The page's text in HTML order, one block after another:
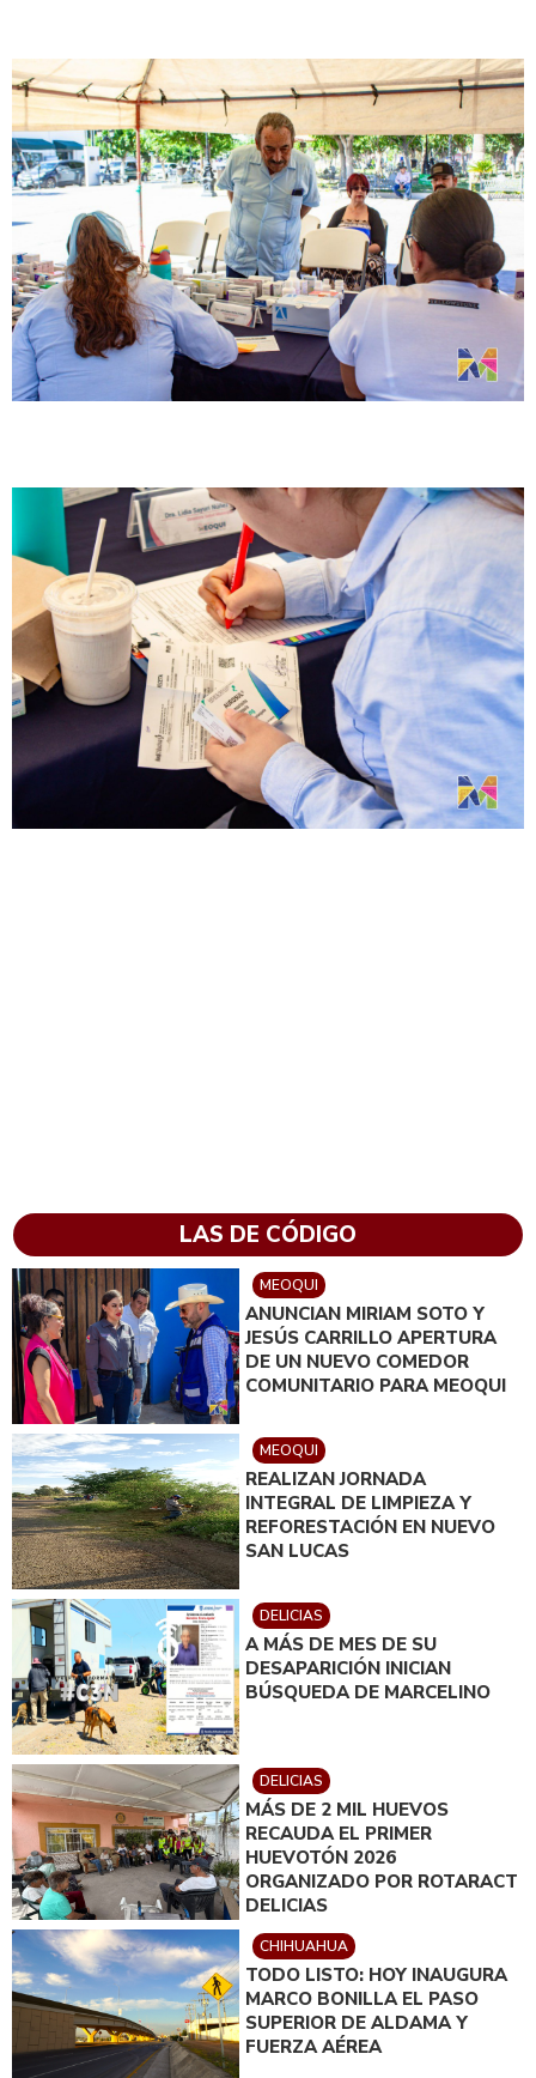
LAS DE CÓDIGO
MEOQUI
ANUNCIAN MIRIAM SOTO Y
JESÚS CARRILLO APERTURA
DE UN NUEVO COMEDOR
COMUNITARIO PARA MEOQUI
MEOQUI
REALIZAN JORNADA
INTEGRAL DE LIMPIEZA Y
REFORESTACIÓN EN NUEVO
SAN LUCAS
DELICIAS
A MÁS DE MES DE SU
DESAPARICIÓN INICIAN
BÚSQUEDA DE MARCELINO
DELICIAS
MÁS DE 2 MIL HUEVOS
RECAUDA EL PRIMER
HUEVOTÓN 2026
ORGANIZADO POR ROTARACT
DELICIAS
CHIHUAHUA
TODO LISTO: HOY INAUGURA
MARCO BONILLA EL PASO
SUPERIOR DE ALDAMA Y
FUERZA AÉREA